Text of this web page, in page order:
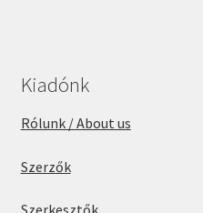
Kiadónk
Rólunk / About us
Szerzők